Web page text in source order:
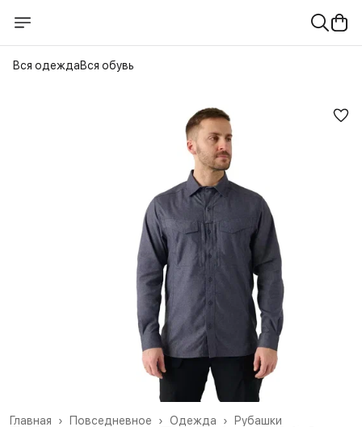
Вся одеждаВся обувь
Рубашки
Одежда ›
Повседневное ›
Главная ›